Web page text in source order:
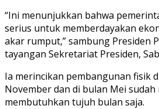
“Ini menunjukkan bahwa
serius untuk memberdayakan
akar rumput,” sambung Presiden
tayangan Sekretariat Presiden,
Ia merincikan pembangunan fisik
November dan di bulan Mei
membutuhkan tujuh bulan saja.